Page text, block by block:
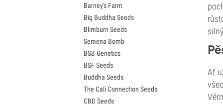
Ať
Semena Jack Herer
Semena Girl Scout Cookies (GSC)
Semena Wedding Cake
Semena Zkittlez
Semena Pineapple Express
Semena Chemdawg
Semena Hindu Kush
Semena Mimosa
Barney's Farm
Big Buddha Seeds
Blimburn Seeds
Semena Bomb
BSB Genetics
BSF Seeds
Buddha Seeds
The Cali Connection Seeds
CBD Seeds